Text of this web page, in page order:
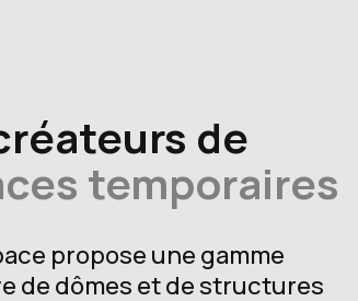
de
temporaires
propose une gamme
de dômes et de structures